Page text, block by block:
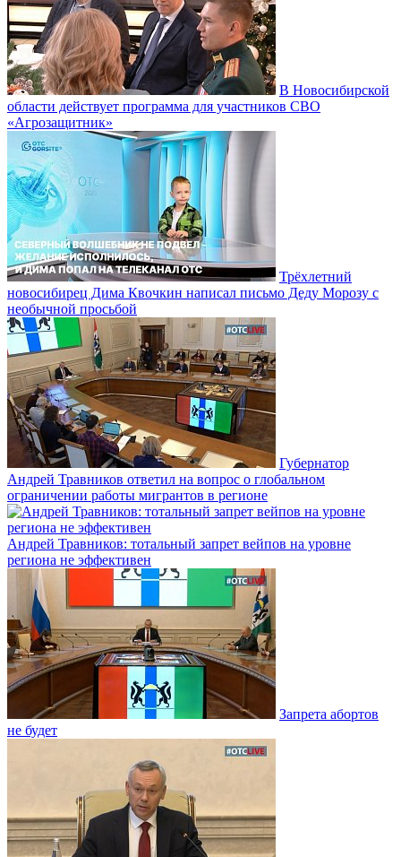
В Новосибирской
области действует программа для участников СВО
«Агрозащитник»
Трёхлетний
новосибирец Дима Квочкин написал письмо Деду Морозу с
необычной просьбой
Губернатор
Андрей Травников ответил на вопрос о глобальном
ограничении работы мигрантов в регионе
Андрей Травников: тотальный запрет вейпов на уровне
региона не эффективен
Запрета абортов
не будет